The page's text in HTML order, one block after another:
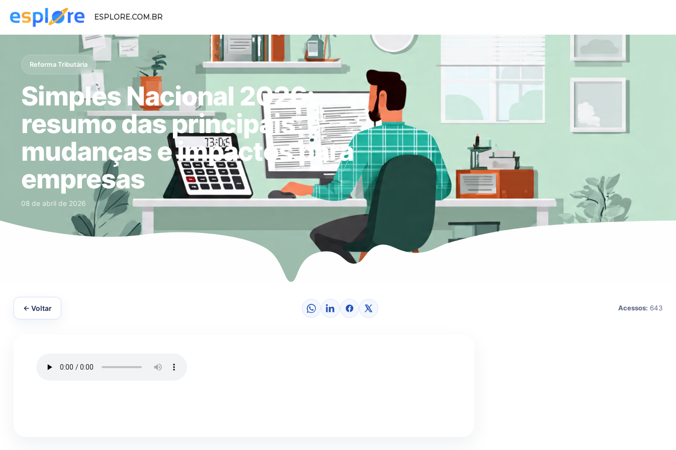
ESPLORE.COM.BR
Reforma Tributária
Simples Nacional 2026:
resumo das principais
mudanças e impactos para
empresas
08 de abril de 2026
← Voltar Acessos: 643